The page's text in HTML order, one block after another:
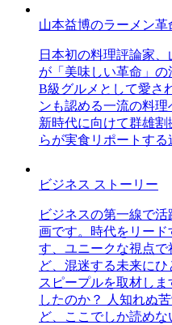
山本益博のラーメン革
日本初の料理評論家
が「美味しい革命」の
B級グルメとして愛さ
ンも認める一流の料理
新時代に向けて群雄
らが実食リポートする
ビジネス ストーリー
ビジネスの第一線で
画です。時代をリー
す、ユニークな視点
ど、混迷する未来に
スピープルを取材し
したのか？ 人知れぬ
ど、ここでしか読め